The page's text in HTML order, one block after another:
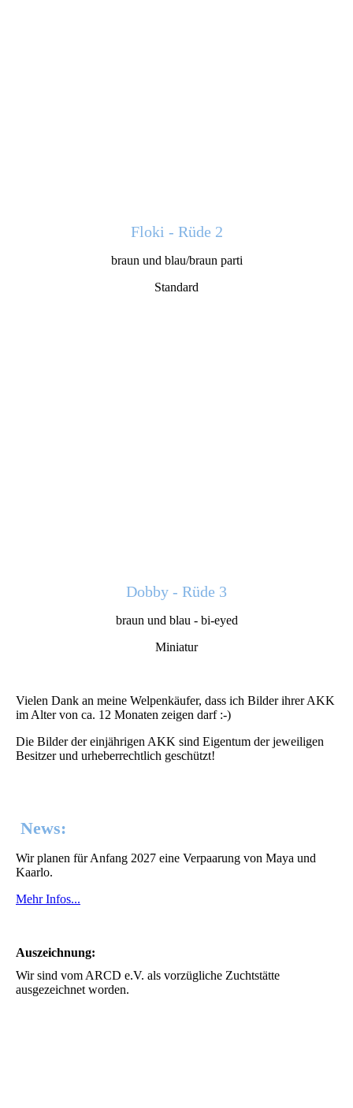
Floki - Rüde 2
braun und blau/braun parti
Standard
Dobby - Rüde 3
braun und blau - bi-eyed
Miniatur
Vielen Dank an meine Welpenkäufer, dass ich Bilder ihrer AKK
im Alter von ca. 12 Monaten zeigen darf :-)
Die Bilder der einjährigen AKK sind Eigentum der jeweiligen
Besitzer und urheberrechtlich geschützt!
News:
Wir planen für Anfang 2027 eine Verpaarung von Maya und
Kaarlo.
Mehr Infos...
Auszeichnung:
Wir sind vom ARCD e.V. als vorzügliche Zuchtstätte
ausgezeichnet worden.